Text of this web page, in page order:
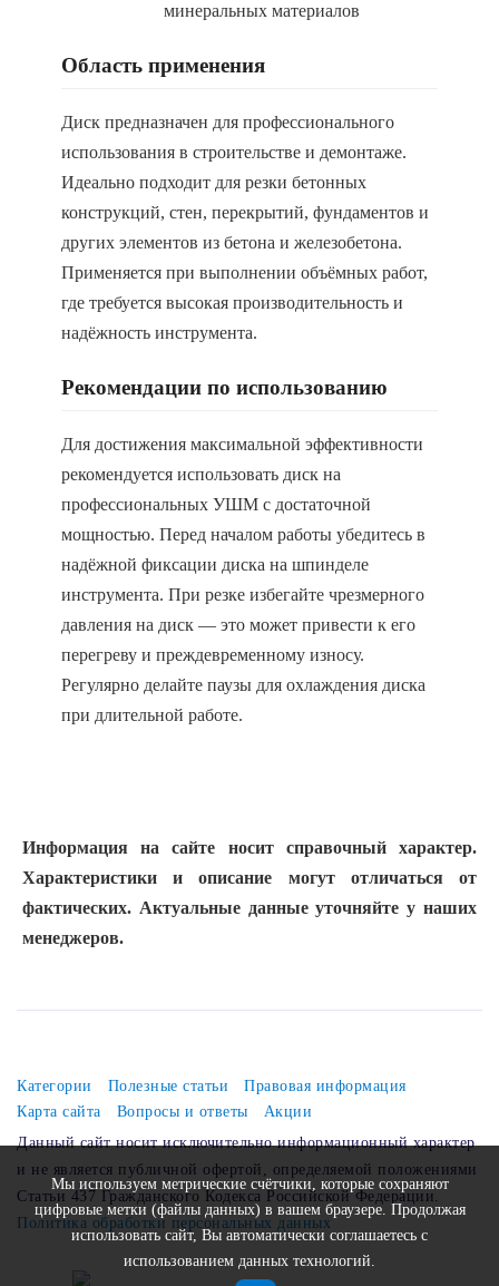
минеральных материалов
Область применения
Диск предназначен для профессионального
использования в строительстве и демонтаже.
Идеально подходит для резки бетонных
конструкций, стен, перекрытий, фундаментов и
других элементов из бетона и железобетона.
Применяется при выполнении объёмных работ,
где требуется высокая производительность и
надёжность инструмента.
Рекомендации по использованию
Для достижения максимальной эффективности
рекомендуется использовать диск на
профессиональных УШМ с достаточной
мощностью. Перед началом работы убедитесь в
надёжной фиксации диска на шпинделе
инструмента. При резке избегайте чрезмерного
давления на диск — это может привести к его
перегреву и преждевременному износу.
Регулярно делайте паузы для охлаждения диска
при длительной работе.
Информация на сайте носит справочный характер.
Характеристики и описание могут отличаться от
фактических. Актуальные данные уточняйте у наших
менеджеров.
Категории Полезные статьи
Правовая информация
Карта сайта
Вопросы и ответы
Акции
Данный сайт носит исключительно информационный характер
и не является публичной офертой, определяемой положениями
Статьи 437 Гражданского Кодекса Российской Федерации.
Политика обработки персональных данных
Мы используем метрические счётчики, которые сохраняют
цифровые метки (файлы данных) в вашем браузере. Продолжая
использовать сайт, Вы автоматически соглашаетесь с
использованием данных технологий.